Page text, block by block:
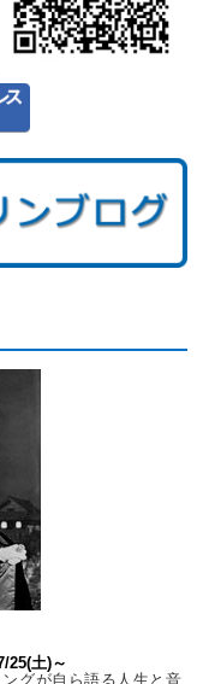
25(土)～
グが自ら語る人生と音